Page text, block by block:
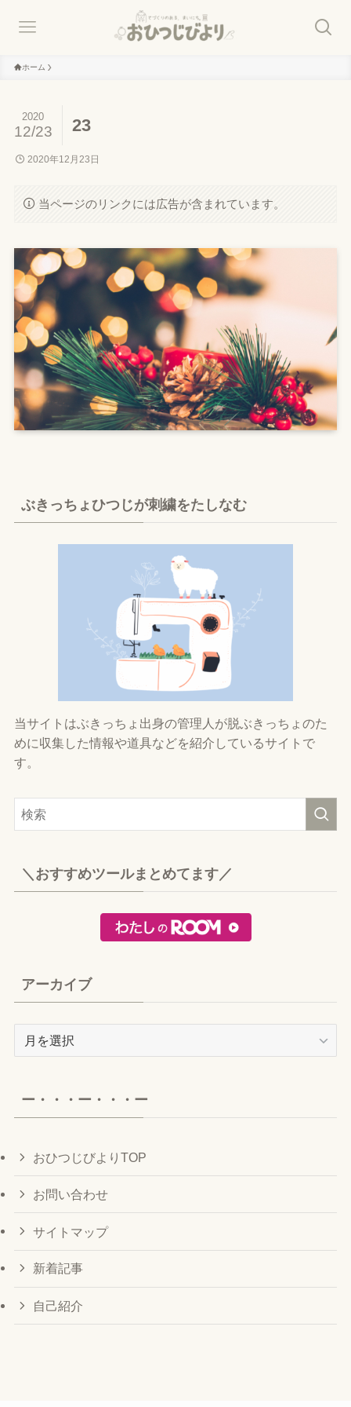
ホーム
23
2020
12/23
2020年12月23日
当ページのリンクには広告が含まれています。
ぶきっちょひつじが刺繍をたしなむ
当サイトはぶきっちょ出身の管理人が脱ぶきっちょのた
めに収集した情報や道具などを紹介しているサイトで
す。
＼おすすめツールまとめてます／
アーカイブ
ー・・・ー・・・ー
おひつじびよりTOP
お問い合わせ
サイトマップ
新着記事
自己紹介